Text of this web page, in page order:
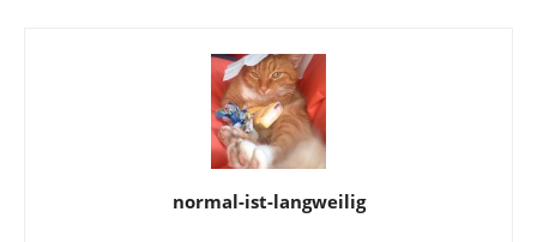
normal-ist-langweilig